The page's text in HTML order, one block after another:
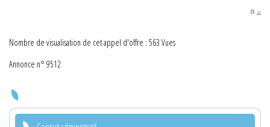
PDF
Nombre de visualisation de cet appel d'offre : 563 Vues
Annonce n° 9512